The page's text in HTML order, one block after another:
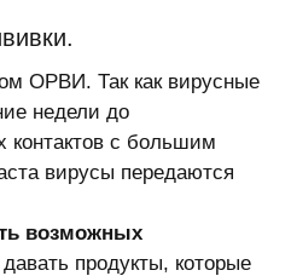
ОРВИ. Так как вирусные
недели до
контактов с большим
вирусы передаются
возможных
продукты, которые